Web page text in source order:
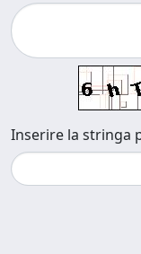
Inserire la stringa